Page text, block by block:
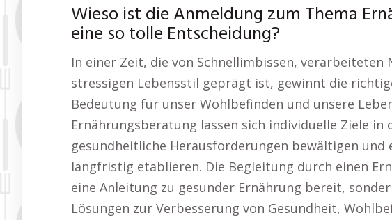
Wieso ist die Anmeldung zum Thema
eine so tolle Entscheidung?
In einer Zeit, die von Schnellimbissen,
stressigen Lebensstil geprägt ist, gewinnt die
Bedeutung für unser Wohlbefinden und unsere
Ernährungsberatung lassen sich individuelle Ziele in
gesundheitliche Herausforderungen bewältigen und
langfristig etablieren. Die Begleitung durch einen
eine Anleitung zu gesunder Ernährung bereit,
Lösungen zur Verbesserung von Gesundheit,